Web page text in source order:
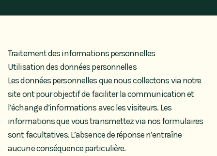
Traitement des informations personnelles
Utilisation des données personnelles
Les données personnelles que nous collectons via notre
site ont pour objectif de faciliter la communication et
l’échange d’informations avec les visiteurs. Les
informations que vous transmettez via nos formulaires
sont facultatives. L’absence de réponse n’entraîne
aucune conséquence particulière.